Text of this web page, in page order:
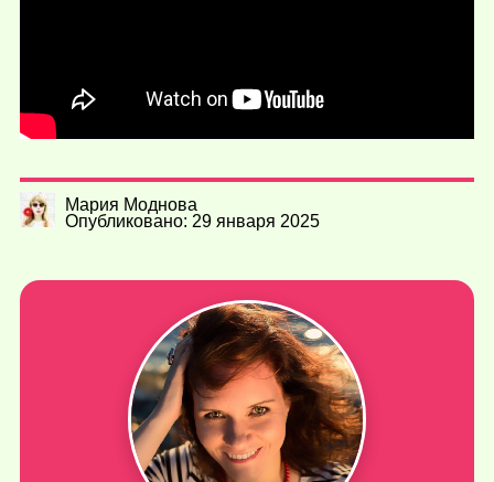
Мария Моднова
Опубликовано: 29 января 2025